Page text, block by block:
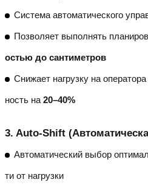
Система автоматического
Позволяет выполнять
остью до сантиметров
Снижает нагрузку на
ность на 20–40%
3. Auto-Shift
Автоматический выбор
ти от нагрузки